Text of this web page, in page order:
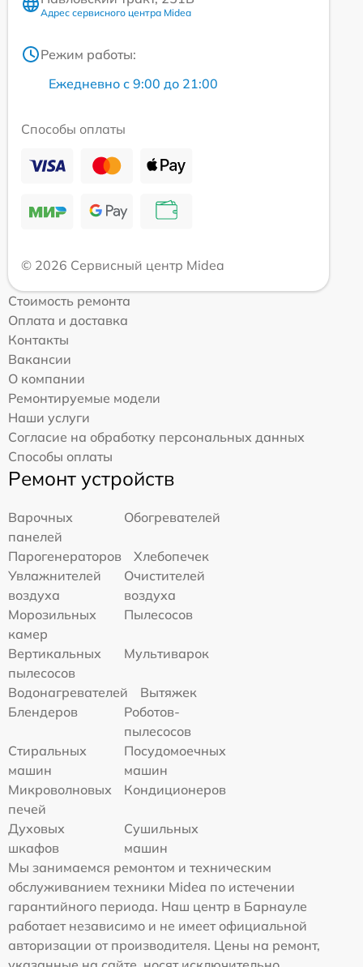
Адрес сервисного центра Midea
Режим работы:
Ежедневно с 9:00 до 21:00
Способы оплаты
© 2026 Сервисный центр Midea
Стоимость ремонта
Оплата и доставка
Контакты
Вакансии
О компании
Ремонтируемые модели
Наши услуги
Согласие на обработку персональных данных
Способы оплаты
Ремонт устройств
Варочных
панелей
Обогревателей
Парогенераторов
Хлебопечек
Увлажнителей
воздуха
Очистителей
воздуха
Морозильных
камер
Пылесосов
Вертикальных
пылесосов
Мультиварок
Водонагревателей
Вытяжек
Блендеров
Роботов-
пылесосов
Стиральных
машин
Посудомоечных
машин
Микроволновых
печей
Кондиционеров
Духовых
шкафов
Сушильных
машин
Мы занимаемся ремонтом и техническим
обслуживанием техники Midea по истечении
гарантийного периода. Наш центр в Барнауле
работает независимо и не имеет официальной
авторизации от производителя. Цены на ремонт,